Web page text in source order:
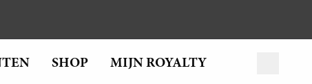
SHOP MIJN ROYALTY